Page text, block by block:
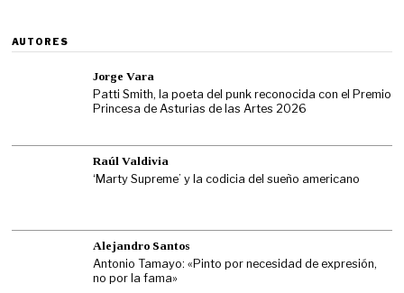
AUTORES
Jorge Vara
Patti Smith, la poeta del punk reconocida con el Premio
Princesa de Asturias de las Artes 2026
Raúl Valdivia
‘Marty Supreme’ y la codicia del sueño americano
Alejandro Santos
Antonio Tamayo: «Pinto por necesidad de expresión,
no por la fama»